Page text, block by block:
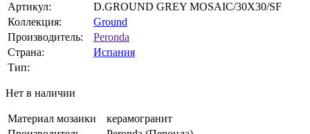
Артикул:
D.GROUND GREY MOSAIC/30X30/SF
Коллекция:
Ground
Производитель:
Peronda
Страна:
Испания
Тип:
Нет в наличии
Материал мозаики
керамогранит